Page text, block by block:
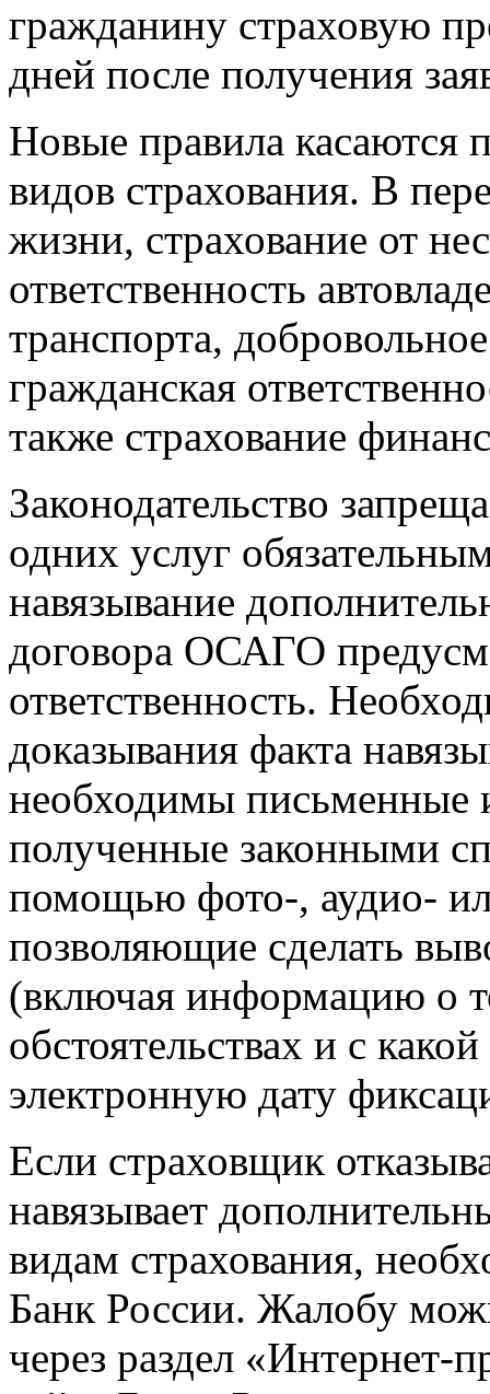
гражданину страховую
дней после получения
Новые правила касаются
видов страхования. В
жизни, страхование от
ответственность
транспорта,
гражданская
также страхование
Законодательство
одних услуг
навязывание
договора ОСАГО
ответственность.
доказывания факта
необходимы письменные
полученные законными
помощью фото-, аудио-
позволяющие сделать
(включая информацию о
обстоятельствах и с
электронную дату
Если страховщик
навязывает
видам страхования,
Банк России. Жалобу
через раздел